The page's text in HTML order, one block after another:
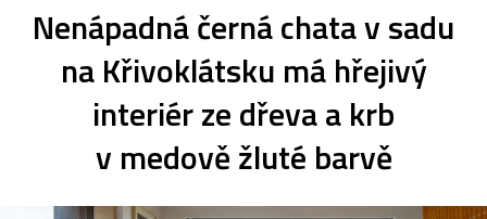
Nenápadná černá chata v sadu
na Křivoklátsku má hřejivý
interiér ze dřeva a krb
v medově žluté barvě